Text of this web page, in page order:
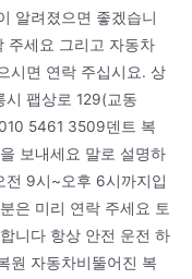
알려졌으면 좋겠습니
주세요 그리고 자동차
시면 연락 주십시요. 상
시 팹상로 129(교동
5461 3509덴트 복
보내세요 말로 설명하
전 9시~오후 6시까지입
은 미리 연락 주세요 토
니다 항상 안전 운전 하
원 자동차비뚤어진 복